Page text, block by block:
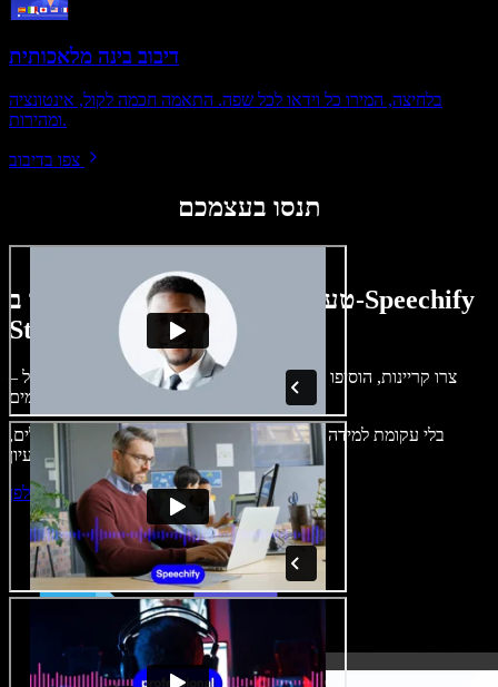
דיבוב בינה מלאכותית
בלחיצה, המירו כל וידאו לכל שפה. התאמה חכמה לקול, אינטונציה
ומהירות.
צפו בדיבוב
תנסו בעצמכם
טעימה קטנה ממה שתוכלו ליצור ב-Speechify
Studio.
צרו קריינות, הוסיפו תמונות ללא זכויות, אודיו, סרטונים ושיבוט קול –
בלי עקומת למידה – הכול זמין בדפדפן. יוצרי תוכן כבר לא מוגבלים,
התחילו ליצור באולפן